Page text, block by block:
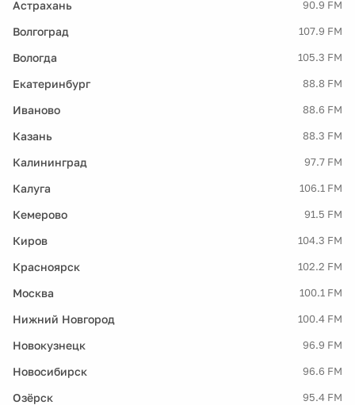
Астрахань 90.9 FM
Волгоград 107.9 FM
Вологда 105.3 FM
Екатеринбург 88.8 FM
Иваново 88.6 FM
Казань 88.3 FM
Калининград 97.7 FM
Калуга 106.1 FM
Кемерово 91.5 FM
Киров 104.3 FM
Красноярск 102.2 FM
Москва 100.1 FM
Нижний Новгород 100.4 FM
Новокузнецк 96.9 FM
Новосибирск 96.6 FM
Озёрск 95.4 FM